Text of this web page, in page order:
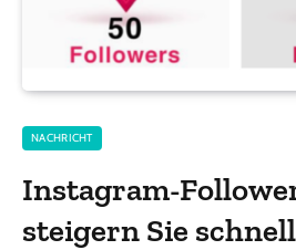
NACHRICHT
Instagram-
steigern Sie